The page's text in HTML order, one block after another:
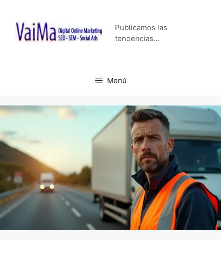
contenido
Publicamos las
tendencias…
Menú